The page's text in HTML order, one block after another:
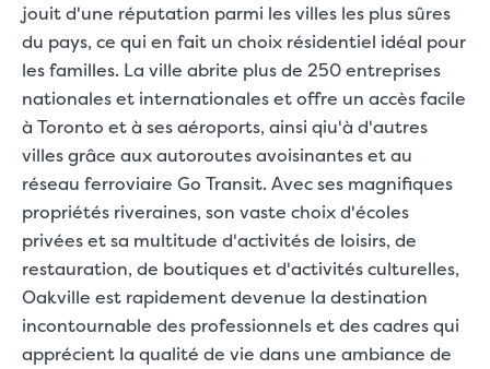
jouit d'une réputation parmi les villes les plus sûres
du pays, ce qui en fait un choix résidentiel idéal pour
les familles. La ville abrite plus de 250 entreprises
nationales et internationales et offre un accès facile
à Toronto et à ses aéroports, ainsi qiu'à d'autres
villes grâce aux autoroutes avoisinantes et au
réseau ferroviaire Go Transit. Avec ses magnifiques
propriétés riveraines, son vaste choix d'écoles
privées et sa multitude d'activités de loisirs, de
restauration, de boutiques et d'activités culturelles,
Oakville est rapidement devenue la destination
incontournable des professionnels et des cadres qui
apprécient la qualité de vie dans une ambiance de